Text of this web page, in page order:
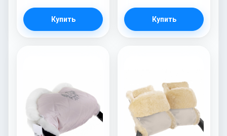
Купить Купить